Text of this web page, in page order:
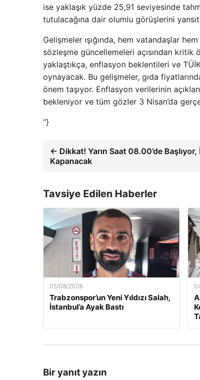
ise yaklaşık yüzde 25,91 seviyesinde
tutulacağına dair olumlu görüşlerini
Gelişmeler ışığında, hem vatandaşlar
sözleşme güncellemeleri açısından kritik
yaklaştıkça, enflasyon beklentileri ve
oynayacak. Bu gelişmeler, gıda
önem taşıyor. Enflasyon verilerinin
bekleniyor ve tüm gözler 3 Nisan’da
“}
← Dikkat! Yarın Saat 08.00’de
Kapanacak
Tavsiye Edilen Haberler
05/08/2026
Trabzonspor’un Yeni Yıldızı Salah,
İstanbul’a Ayak Bastı
Bir yanıt yazın